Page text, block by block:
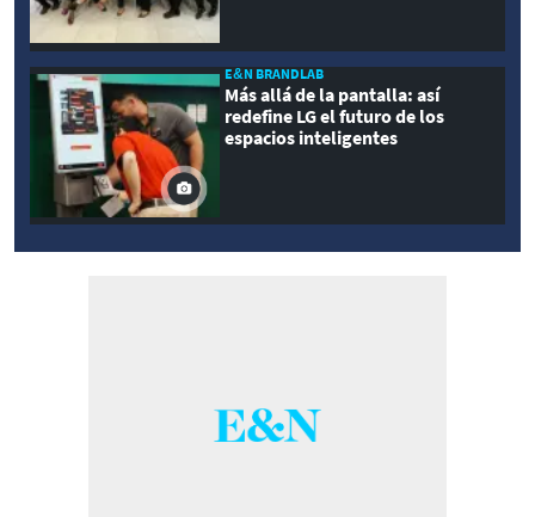
E&N BRANDLAB
Más allá de la pantalla: así
redefine LG el futuro de los
espacios inteligentes